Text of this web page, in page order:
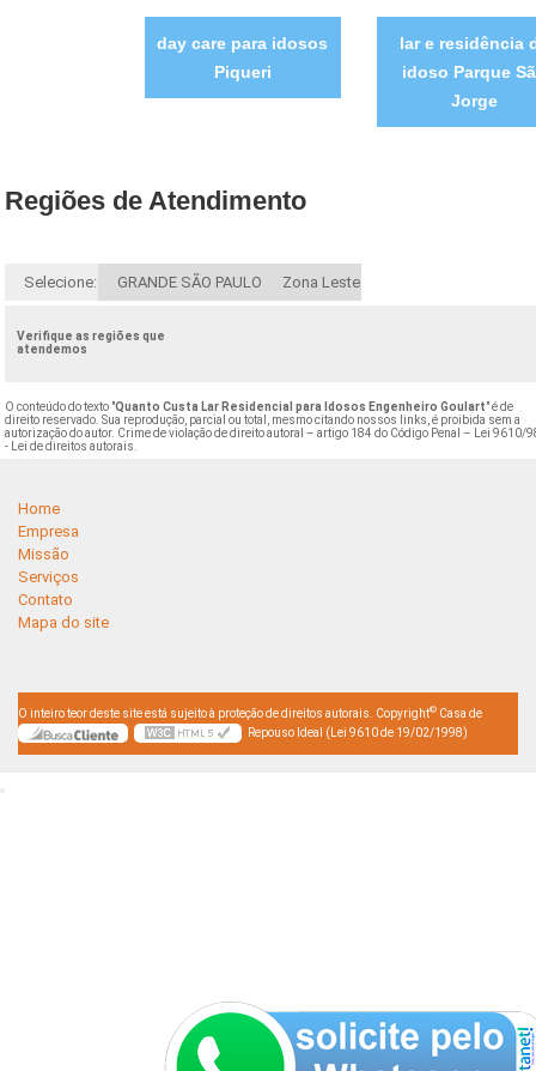
day care para idosos
Piqueri
lar e residência
idoso Parque
Jorge
Regiões de Atendimento
Selecione: GRANDE SÃO PAULO Zona Leste
Verifique as regiões que
atendemos
O conteúdo do texto "Quanto Custa Lar Residencial para Idosos Engenheiro Goulart" é de
direito reservado. Sua reprodução, parcial ou total, mesmo citando nossos links, é proibida sem a
autorização do autor. Crime de violação de direito autoral – artigo 184 do Código Penal –
Lei 9610/
- Lei de direitos autorais
Home
Empresa
Missão
Serviços
Contato
Mapa do site
O inteiro teor deste site está sujeito à proteção de direitos autorais. Copyright© Casa de
Repouso Ideal (Lei 9610 de 19/02/1998)